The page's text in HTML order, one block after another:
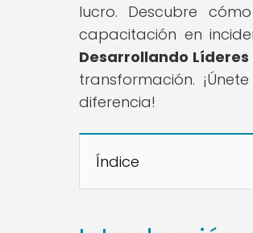
lucro. Descubre
capacitación en
Desarrollando
transformación.
diferencia!
Índice